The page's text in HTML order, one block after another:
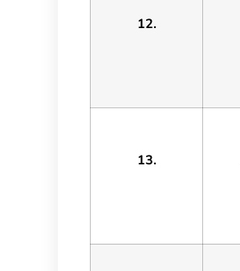
12.
13.